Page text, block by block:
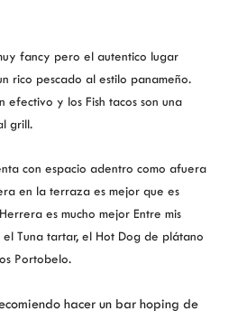
fancy pero el autentico lugar
rico pescado al estilo panameño.
efectivo y los Fish tacos son una
grill.
con espacio adentro como afuera
en la terraza es mejor que es
es mucho mejor Entre mis
Tuna tartar, el Hot Dog de plátano
Portobelo.
hacer un bar hoping de